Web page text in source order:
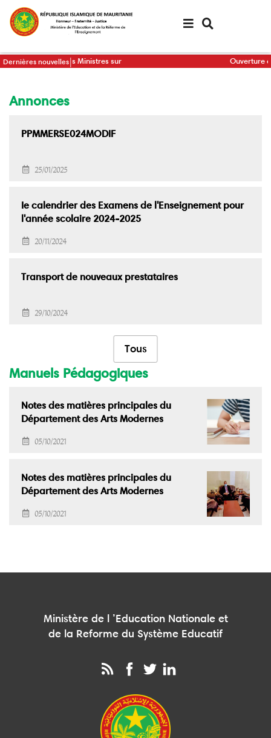
Aller
principal
Dernières nouvelles
Conseil des Ministres sur
Ouverture d’un
Annonces
PPMMERSE024MODIF
25/01/2025
Ie calendrier des Examens de l'Enseignement pour
l'année scolaire 2024-2025
20/11/2024
Transport de nouveaux prestataires
29/10/2024
Tous
Manuels Pédagogiques
Notes des matières principales du
Département des Arts Modernes
05/10/2021
Notes des matières principales du
Département des Arts Modernes
05/10/2021
Ministère de l ’Education Nationale et
de la Reforme du Système Educatif